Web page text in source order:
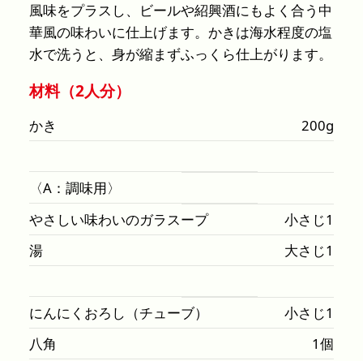
風味をプラスし、ビールや紹興酒にもよく合う中
華風の味わいに仕上げます。かきは海水程度の塩
水で洗うと、身が縮まずふっくら仕上がります。
材料（2人分）
かき 200g
〈A：調味用〉
やさしい味わいのガラスープ
小さじ1
湯
大さじ1
にんにくおろし（チューブ）
小さじ1
八角
1個